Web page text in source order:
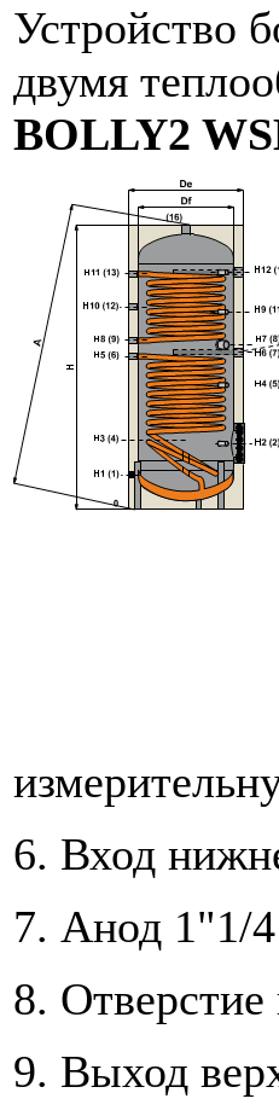
Устройство
двумя
BOLLY2
6. Вход
7. Анод 1"1/4
8.
9. Выход